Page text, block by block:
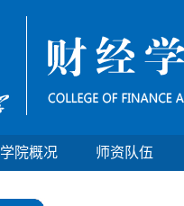
学院概况 师资队伍